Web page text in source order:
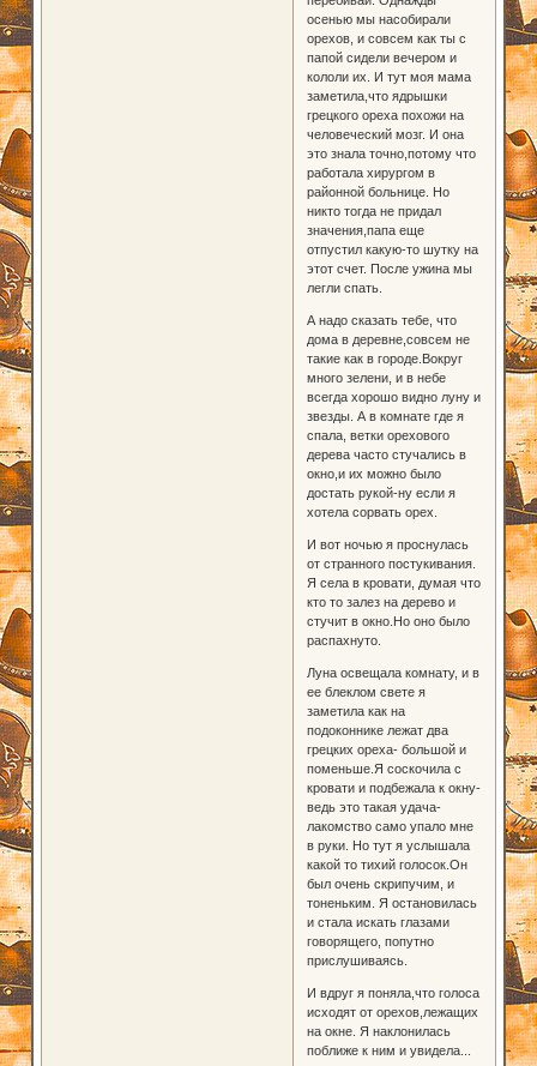
осенью мы насобирали
орехов, и совсем как ты с
папой сидели вечером и
кололи их. И тут моя мама
заметила,что ядрышки
грецкого ореха похожи на
человеческий мозг. И она
это знала точно,потому что
работала хирургом в
районной больнице. Но
никто тогда не придал
значения,папа еще
отпустил какую-то шутку на
этот счет. После ужина мы
легли спать.
А надо сказать тебе, что
дома в деревне,совсем не
такие как в городе.Вокруг
много зелени, и в небе
всегда хорошо видно луну и
звезды. А в комнате где я
спала, ветки орехового
дерева часто стучались в
окно,и их можно было
достать рукой-ну если я
хотела сорвать орех.
И вот ночью я проснулась
от странного постукивания.
Я села в кровати, думая что
кто то залез на дерево и
стучит в окно.Но оно было
распахнуто.
Луна освещала комнату, и в
ее блеклом свете я
заметила как на
подоконнике лежат два
грецких ореха- большой и
поменьше.Я соскочила с
кровати и подбежала к окну-
ведь это такая удача-
лакомство само упало мне
в руки. Но тут я услышала
какой то тихий голосок.Он
был очень скрипучим, и
тоненьким. Я остановилась
и стала искать глазами
говорящего, попутно
прислушиваясь.
И вдруг я поняла,что голоса
исходят от орехов,лежащих
на окне. Я наклонилась
поближе к ним и увидела...